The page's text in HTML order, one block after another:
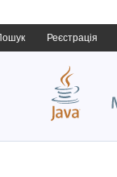
Реєстрація